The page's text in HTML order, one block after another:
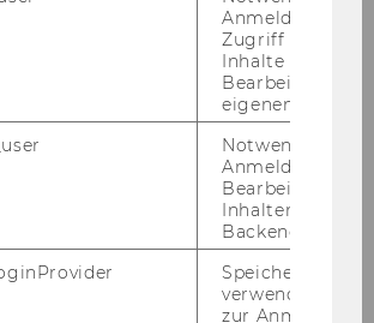
PhD, LL.M. MSc.
PhD, JD, LL.M., BA
PhD
Anmeldung und
Zugriff auf
Inhalte oder zur
Bearbeitung des
eigenen Profils.
Notwendig für
Anmeldung und
Bearbeitung von
Inhalten im
Backend.
Speichert die
verwendete
zur Anmeldung